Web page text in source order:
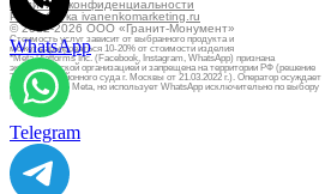
Политика конфиденциальности
Разработка ivanenkomarketing.ru
© 2012-2026 ООО «Гранит-Монумент»
Стоимость услуг зависит от выбранного продукта и
может варьироваться 10-20% от стоимости изделия
*Meta Platforms Inc. (Facebook, Instagram, WhatsApp) признана
экстремистской организацией и запрещена на территории РФ (решение
Тверского районного суда г. Москвы от 21.03.2022 г.). Оператор осуждает
деятельность Meta, но использует WhatsApp исключительно по выбору
клиента.
WhatsApp
Telegram